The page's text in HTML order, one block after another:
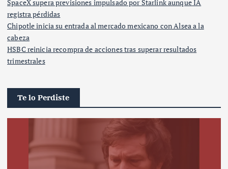
SpaceX supera previsiones impulsado por Starlink aunque IA
registra pérdidas
Chipotle inicia su entrada al mercado mexicano con Alsea a la
cabeza
HSBC reinicia recompra de acciones tras superar resultados
trimestrales
Te lo Perdiste